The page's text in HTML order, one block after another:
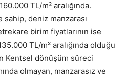
TL/m² aralığında.
deniz manzarası
birim fiyatlarının ise
TL/m² aralığında olduğu
Kentsel dönüşüm süreci
olmayan, manzarasız ve